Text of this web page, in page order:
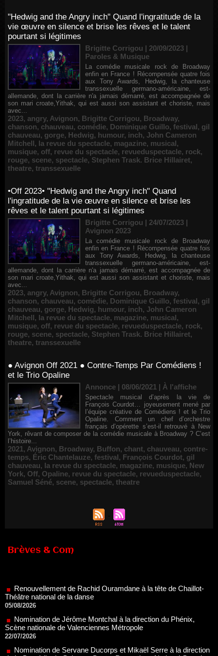
"Hedwig and the Angry inch" Quand l'ingratitude de la
vie œuvre en silence et brise les rêves et le talent
pourtant si légitimes
Brigitte Corrigou | 20/09/2023 |
Paroles & Musique
La comédie musicale rock de Broadway
enfin en France ! Récompensée quatre fois
aux Tony Awards, Hedwig, la chanteuse
transsexuelle germano-américaine, est-
allemande, dont la carrière n'a jamais démarré, est accompagnée de
son mari croate,Yithak, qui est aussi son assistant et choriste, mais
avec...
2023, angry, Avignon, Brigitte Corrigou, Broadway,
chanson, chauveau, comédie, Dominique Guillo, festival, gil
chauveau, gorge, Hedwig, humour, inch, John Cameron
Mitchell, la revue du spectacle, magazine, musical,
musique, off, revue du spectacle, revueduspectacle, rock,
rouge, scene, spectacle, Stephen Trask. Brice Hillairet,
theatre, transsexuelle
•Off 2023• "Hedwig and the Angry inch" Quand
l'ingratitude de la vie œuvre en silence et brise les
rêves et le talent pourtant si légitimes
Brigitte Corrigou | 24/07/2023 |
Avignon 2023
La comédie musicale rock de Broadway
enfin en France ! Récompensée quatre fois
aux Tony Awards, Hedwig, la chanteuse
transsexuelle germano-américaine, est-
allemande, dont la carrière n'a jamais démarré, est accompagnée de
son mari croate,Yithak, qui est aussi son assistant et choriste, mais
avec...
2023, angry, Avignon, Brigitte Corrigou, Broadway,
chanson, chauveau, comédie, Dominique Guillo, festival, gil
chauveau, gorge, Hedwig, humour, inch, John Cameron
Mitchell, la revue du spectacle, magazine, musical,
musique, off, revue du spectacle, revueduspectacle, rock,
rouge, scene, spectacle, Stephen Trask. Brice Hillairet,
theatre, transsexuelle
● Avignon Off 2021 ● Contre-Temps Par Comédiens !
et le Trio Opaline
Annonce | 08/06/2021 | À l'affiche
Spectacle musical d’après la vie de
François Courdot… joyeusement mené par
l’équipe créative de Comédiens ! et le Trio
Opaline. Comment un chef d’orchestre
français d’opérette s’est-il retrouvé à New
York, rêvant de composer de la comédie musicale à Broadway ? C’est
l’histoire...
2021, Avignon, Broadway, Buffon, chant, chauveau, contre-
temps, Éric Chantelauze, festival, François Courdot, gil
chauveau, la revue du spectacle, magazine, musique, New
York, Off, Opaline, revue du spectacle, revueduspectacle,
Samuel Séné, scene, spectacle, theatre
Brèves & Com
05/08/2026
Nomination de Jérôme Montchal à la direction du Phénix,
Scène nationale de Valenciennes Métropole
22/07/2026
Nomination de Servane Ducorps et Mikaël Serre à la direction
de la Comédie de Colmar - Centre Dramatique National Grand
Est Alsace